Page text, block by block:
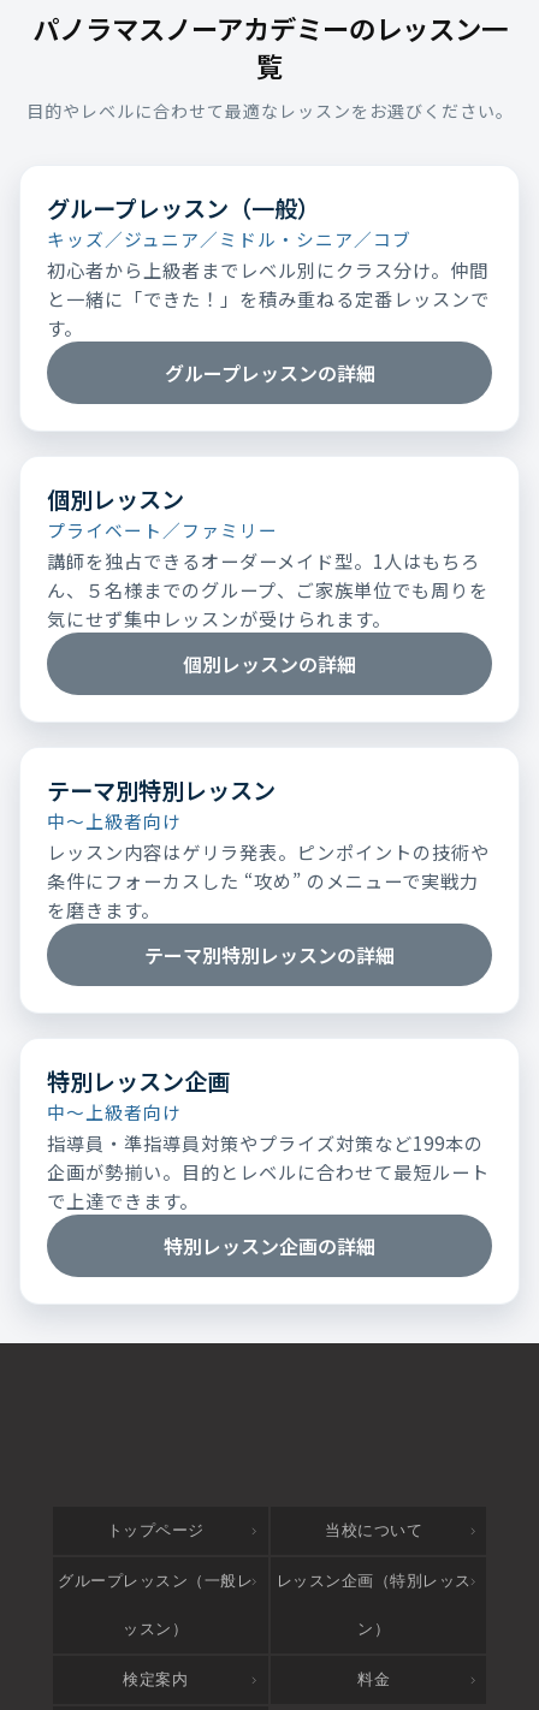
パノラマスノーアカデミーのレッスン一
覧
目的やレベルに合わせて最適なレッスンをお選びください。
グループレッスン（一般）
キッズ／ジュニア／ミドル・シニア／コブ
初心者から上級者までレベル別にクラス分け。仲間
と一緒に「できた！」を積み重ねる定番レッスンで
す。
グループレッスンの詳細
個別レッスン
プライベート／ファミリー
講師を独占できるオーダーメイド型。1人はもちろ
ん、５名様までのグループ、ご家族単位でも周りを
気にせず集中レッスンが受けられます。
個別レッスンの詳細
テーマ別特別レッスン
中～上級者向け
レッスン内容はゲリラ発表。ピンポイントの技術や
条件にフォーカスした “攻め” のメニューで実戦力
を磨きます。
テーマ別特別レッスンの詳細
特別レッスン企画
中～上級者向け
指導員・準指導員対策やプライズ対策など199本の
企画が勢揃い。目的とレベルに合わせて最短ルート
で上達できます。
特別レッスン企画の詳細
トップページ 当校について
グループレッスン（一般レ
ッスン）
レッスン企画（特別レッス
ン）
検定案内 料金